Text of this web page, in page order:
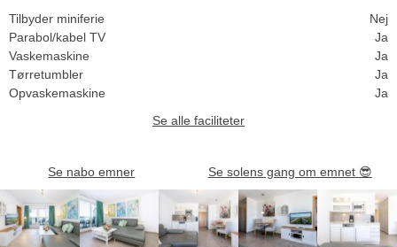
Tilbyder miniferie
Nej
Parabol/kabel TV
Ja
Vaskemaskine
Ja
Tørretumbler
Ja
Opvaskemaskine
Ja
Se alle faciliteter
Se nabo emner Se solens gang om emnet 😎